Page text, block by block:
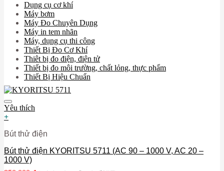
Dụng cụ cơ khí
Máy bơm
Máy Đo Chuyên Dụng
Máy in tem nhãn
Máy, dụng cụ thi công
Thiết Bị Đo Cơ Khí
Thiêt bị đo điện, điện tử
Thiết bị đo môi trường, chất lỏng, thực phẩm
Thiết Bị Hiệu Chuẩn
Yêu thích
+
Bút thử điện
Bút thử điện KYORITSU 5711 (AC 90 – 1000 V, AC 20 –
1000 V)